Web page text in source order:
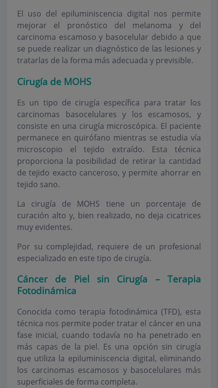
El uso del epiluminiscencia digital nos permite
mejorar el pronóstico del melanoma y del
carcinoma escamoso y basocelular debido a que
se puede realizar un diagnóstico de las lesiones y
tratarlas de la forma más adecuada y previsible.
Cirugía de MOHS
Es un tipo de cirugía específica para tratar los
carcinomas basocelulares y los escamosos, y
consiste en una cirugía microscópica. El paciente
permanece en quirófano mientras se estudia vía
microscopio el tejido extraído. Esta técnica
proporciona la posibilidad de retirar la cantidad
de tejido exacto canceroso, y permite ahorrar en
tejido sano.
La cirugía de MOHS tiene un porcentaje de
curación alto y, bien realizado, no deja cicatrices
muy evidentes.
Por su complejidad, requiere de un profesional
especializado en este tipo de cirugía.
Cáncer de Piel sin Cirugía – Terapia
Fotodinámica
Conocida como terapia fotodinámica (TFD), esta
técnica nos permite poder tratar el cáncer en una
fase inicial, cuando todavía no ha penetrado en
más capas de la piel. Es una opción sin cirugía
que utiliza la epiluminiscencia digital, eliminando
los carcinomas escamosos y basocelulares más
superficiales de forma completa.